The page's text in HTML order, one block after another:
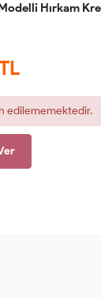
Hırkam
edilememektedir.